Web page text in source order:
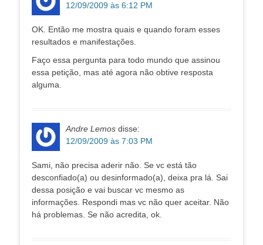
12/09/2009 às 6:12 PM
OK. Então me mostra quais e quando foram esses
resultados e manifestações.
Faço essa pergunta para todo mundo que assinou
essa petição, mas até agora não obtive resposta
alguma.
Andre Lemos disse:
12/09/2009 às 7:03 PM
Sami, não precisa aderir não. Se vc está tão
desconfiado(a) ou desinformado(a), deixa pra lá. Sai
dessa posição e vai buscar vc mesmo as
informações. Respondi mas vc não quer aceitar. Não
há problemas. Se não acredita, ok.